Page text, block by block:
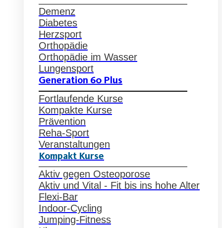
Demenz
Diabetes
Herzsport
Orthopädie
Orthopädie im Wasser
Lungensport
Generation 60 Plus
Fortlaufende Kurse
Kompakte Kurse
Prävention
Reha-Sport
Veranstaltungen
Kompakt Kurse
Aktiv gegen Osteoporose
Aktiv und Vital - Fit bis ins hohe Alter
Flexi-Bar
Indoor-Cycling
Jumping-Fitness